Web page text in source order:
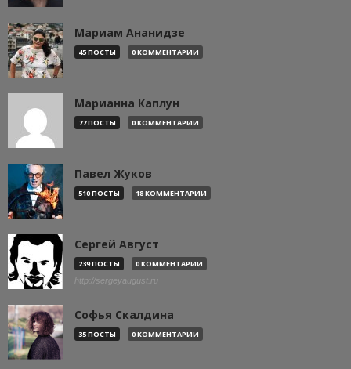
Мариам Ананидзе
45 ПОСТЫ 0 КОММЕНТАРИИ
Марианна Каплун
77 ПОСТЫ 0 КОММЕНТАРИИ
Павел Жуков
510 ПОСТЫ 18 КОММЕНТАРИИ
Сергей Август
239 ПОСТЫ 0 КОММЕНТАРИИ
http://sergeyaugust.ru
Софья Скалдина
35 ПОСТЫ 0 КОММЕНТАРИИ